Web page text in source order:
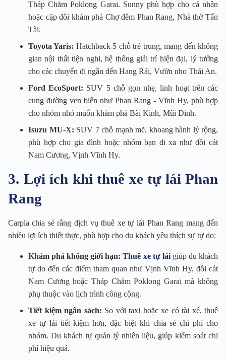
Tháp Chăm Poklong Garai. Sunny phù hợp cho cá nhân
hoặc cặp đôi khám phá Chợ đêm Phan Rang, Nhà thờ Tấn
Tài.
Toyota Yaris: Hatchback 5 chỗ trẻ trung, mang đến không
gian nội thất tiện nghi, hệ thống giải trí hiện đại, lý tưởng
cho các chuyến đi ngắn đến Hang Rái, Vườn nho Thái An.
Ford EcoSport: SUV 5 chỗ gọn nhẹ, linh hoạt trên các
cung đường ven biển như Phan Rang - Vĩnh Hy, phù hợp
cho nhóm nhỏ muốn khám phá Bãi Kinh, Mũi Dinh.
Isuzu MU-X: SUV 7 chỗ mạnh mẽ, khoang hành lý rộng,
phù hợp cho gia đình hoặc nhóm bạn đi xa như đồi cát
Nam Cương, Vịnh Vĩnh Hy.
3. Lợi ích khi thuê xe tự lái Phan
Rang
Carpla chia sẻ rằng dịch vụ thuê xe tự lái Phan Rang mang đến
nhiều lợi ích thiết thực, phù hợp cho du khách yêu thích sự tự do:
Khám phá không giới hạn: Thuê xe tự láigiúp du khách
tự do đến các điểm tham quan như Vịnh Vĩnh Hy, đồi cát
Nam Cương hoặc Tháp Chăm Poklong Garai mà không
phụ thuộc vào lịch trình công cộng.
Tiết kiệm ngân sách: So với taxi hoặc xe có tài xế, thuê
xe tự lái tiết kiệm hơn, đặc biệt khi chia sẻ chi phí cho
nhóm. Du khách tự quản lý nhiên liệu, giúp kiểm soát chi
phí hiệu quả.